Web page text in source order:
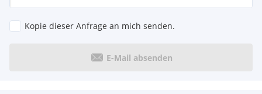
Kopie dieser Anfrage an mich senden.
E-Mail absenden